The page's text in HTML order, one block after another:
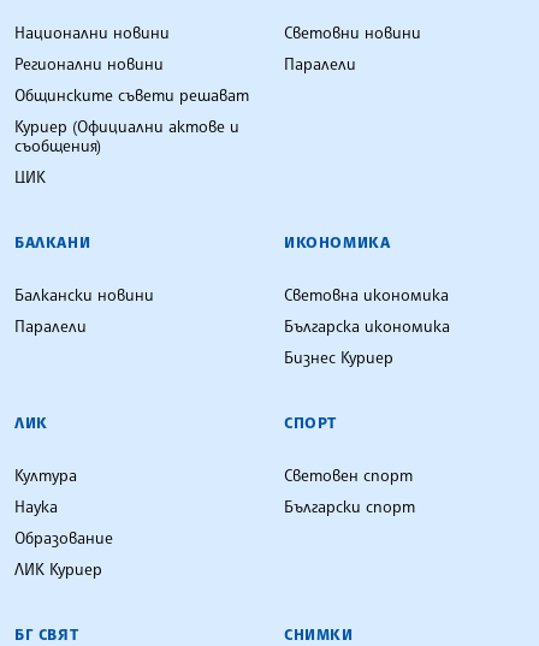
Национални новини
Регионални новини
Общинските съвети решават
Куриер (Официални актове и
съобщения)
ЦИК
Световни новини
Паралели
БАЛКАНИ
Балкански новини
Паралели
ИКОНОМИКА
Световна икономика
Българска икономика
Бизнес Куриер
ЛИК
Култура
Наука
Образование
ЛИК Куриер
СПОРТ
Световен спорт
Български спорт
БГ СВЯТ СНИМКИ